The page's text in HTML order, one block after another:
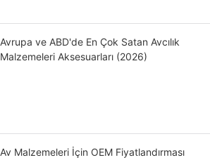
Avrupa ve ABD'de En Çok Satan Avcılık
Malzemeleri Aksesuarları (2026)
Av Malzemeleri İçin OEM Fiyatlandırması